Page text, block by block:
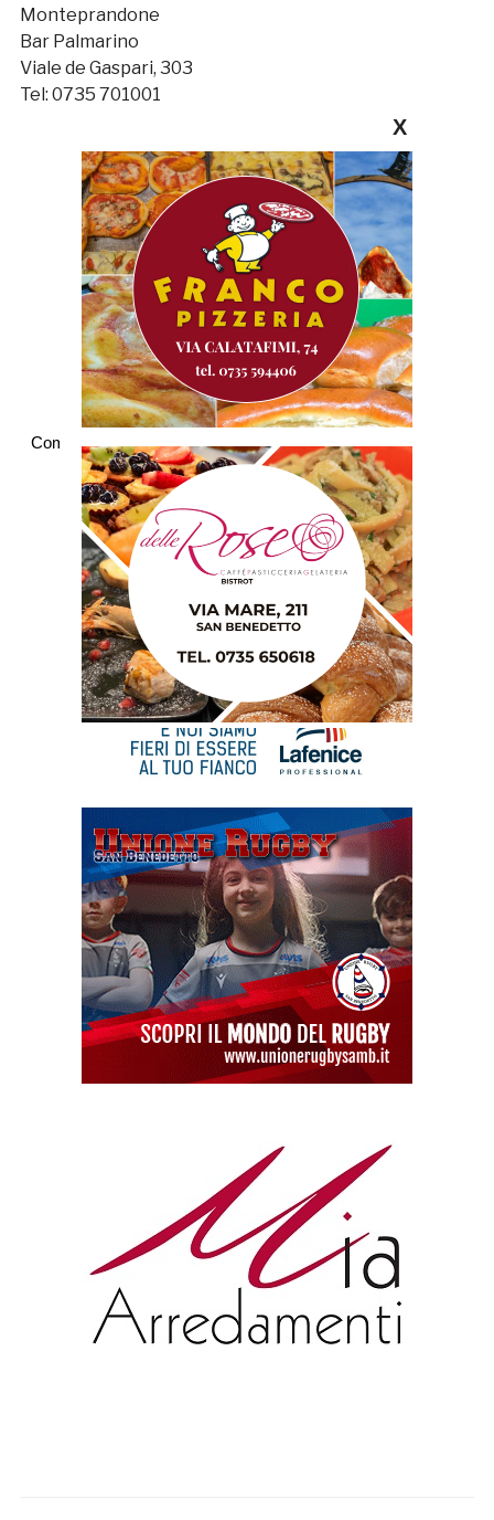
Monteprandone
Bar Palmarino
Viale de Gaspari, 303
Tel: 0735 701001
Commenti
X